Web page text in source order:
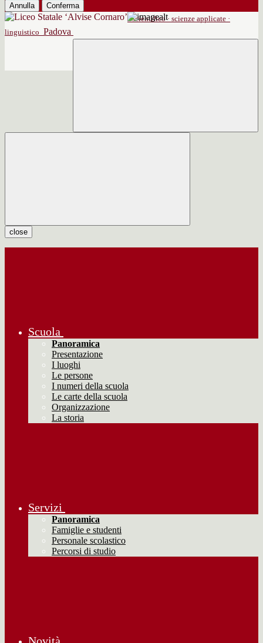
Annulla
Conferma
scientifico · scienze applicate ·
linguistico Padova
close
Scuola
Panoramica
Presentazione
I luoghi
Le persone
I numeri della scuola
Le carte della scuola
Organizzazione
La storia
Servizi
Panoramica
Famiglie e studenti
Personale scolastico
Percorsi di studio